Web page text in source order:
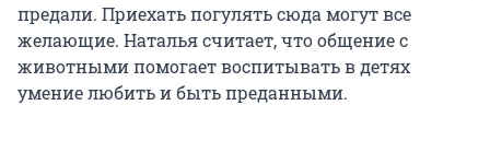
предали. Приехать погулять сюда могут все
желающие. Наталья считает, что общение с
животными помогает воспитывать в детях
умение любить и быть преданными.